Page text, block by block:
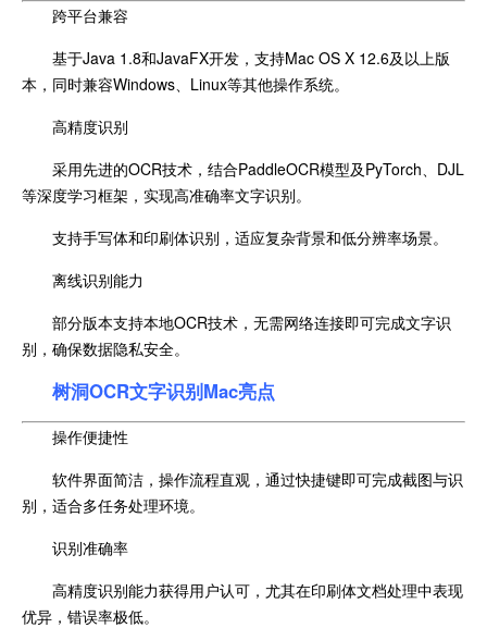
跨平台兼容
基于Java 1.8和JavaFX开发，支持Mac OS X 12.6及以上版
本，同时兼容Windows、Linux等其他操作系统。
高精度识别
采用先进的OCR技术，结合PaddleOCR模型及PyTorch、DJL
等深度学习框架，实现高准确率文字识别。
支持手写体和印刷体识别，适应复杂背景和低分辨率场景。
离线识别能力
部分版本支持本地OCR技术，无需网络连接即可完成文字识
别，确保数据隐私安全。
树洞OCR文字识别Mac亮点
操作便捷性
软件界面简洁，操作流程直观，通过快捷键即可完成截图与识
别，适合多任务处理环境。
识别准确率
高精度识别能力获得用户认可，尤其在印刷体文档处理中表现
优异，错误率极低。